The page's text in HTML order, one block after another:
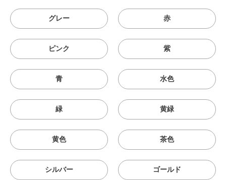
グレー 赤
ピンク 紫
青 水色
緑 黄緑
黄色 茶色
シルバー ゴールド